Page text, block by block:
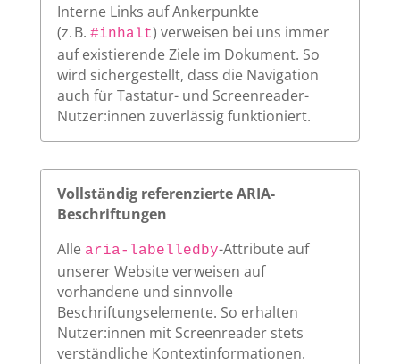
Interne Links auf Ankerpunkte
(z. B. #inhalt) verweisen bei uns immer
auf existierende Ziele im Dokument. So
wird sichergestellt, dass die Navigation
auch für Tastatur- und Screenreader-
Nutzer:innen zuverlässig funktioniert.
Vollständig referenzierte ARIA-
Beschriftungen
Alle aria-labelledby-Attribute auf
unserer Website verweisen auf
vorhandene und sinnvolle
Beschriftungselemente. So erhalten
Nutzer:innen mit Screenreader stets
verständliche Kontextinformationen.